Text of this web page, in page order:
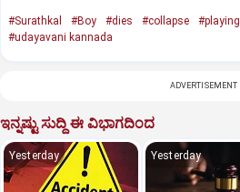
#Surathkal #Boy #dies #collapse #playing
#udayavani kannada
ADVERTISEMENT
ಇನ್ನಷ್ಟು ಸುದ್ದಿ ಈ ವಿಭಾಗದಿಂದ
Yesterday Yesterday